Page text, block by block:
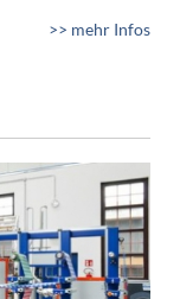
>> mehr Infos